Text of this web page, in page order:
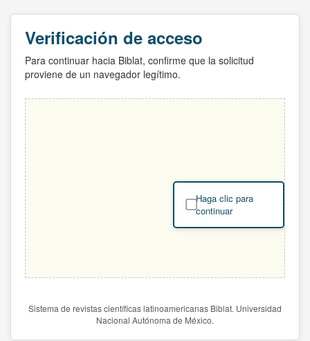
Verificación de acceso
Para continuar hacia Biblat, confirme que la solicitud
proviene de un navegador legítimo.
Haga clic para
continuar
Sistema de revistas científicas latinoamericanas Biblat. Universidad
Nacional Autónoma de México.